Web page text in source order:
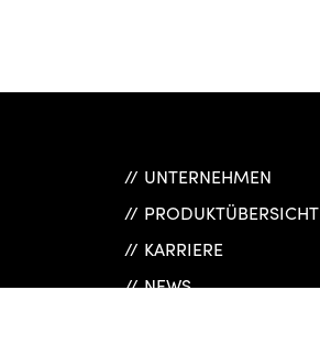
UNTERNEHMEN
PRODUKTÜBERSICHT
KARRIERE
NEWS